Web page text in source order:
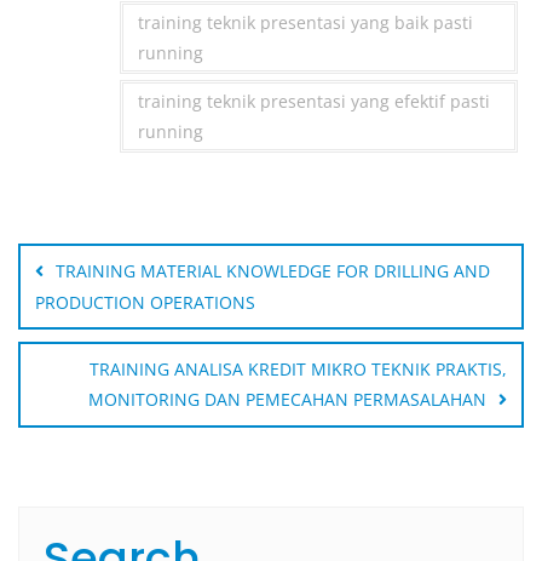
training teknik presentasi yang baik pasti
running
training teknik presentasi yang efektif pasti
running
Post
navigation
TRAINING MATERIAL KNOWLEDGE FOR DRILLING AND
PRODUCTION OPERATIONS
TRAINING ANALISA KREDIT MIKRO TEKNIK PRAKTIS,
MONITORING DAN PEMECAHAN PERMASALAHAN